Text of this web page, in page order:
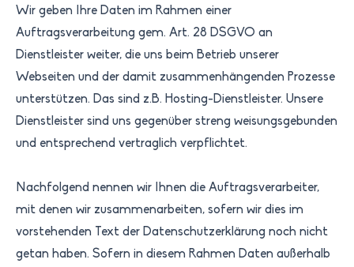
Wir geben Ihre Daten im Rahmen einer
Auftragsverarbeitung gem. Art. 28 DSGVO an
Dienstleister weiter, die uns beim Betrieb unserer
Webseiten und der damit zusammenhängenden Prozesse
unterstützen. Das sind z.B. Hosting-Dienstleister. Unsere
Dienstleister sind uns gegenüber streng weisungsgebunden
und entsprechend vertraglich verpflichtet.
Nachfolgend nennen wir Ihnen die Auftragsverarbeiter,
mit denen wir zusammenarbeiten, sofern wir dies im
vorstehenden Text der Datenschutzerklärung noch nicht
getan haben. Sofern in diesem Rahmen Daten außerhalb